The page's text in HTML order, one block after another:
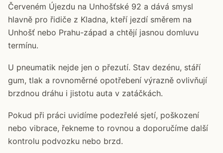
Červeném Újezdu na Unhošťské 92 a dává smysl
hlavně pro řidiče z Kladna, kteří jezdí směrem na
Unhošť nebo Prahu-západ a chtějí jasnou domluvu
termínu.
U pneumatik nejde jen o přezutí. Stav dezénu, stáří
gum, tlak a rovnoměrné opotřebení výrazně ovlivňují
brzdnou dráhu i jistotu auta v zatáčkách.
Pokud při práci uvidíme podezřelé sjetí, poškození
nebo vibrace, řekneme to rovnou a doporučíme další
kontrolu podvozku nebo brzd.